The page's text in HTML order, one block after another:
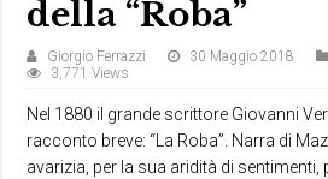
della “Roba”
Giorgio Ferrazzi 30 Maggio 2018
3,771 Views
Nel 1880 il grande scrittore Giovanni
racconto breve: “La Roba”. Narra di
avarizia, per la sua aridità di sentimenti,